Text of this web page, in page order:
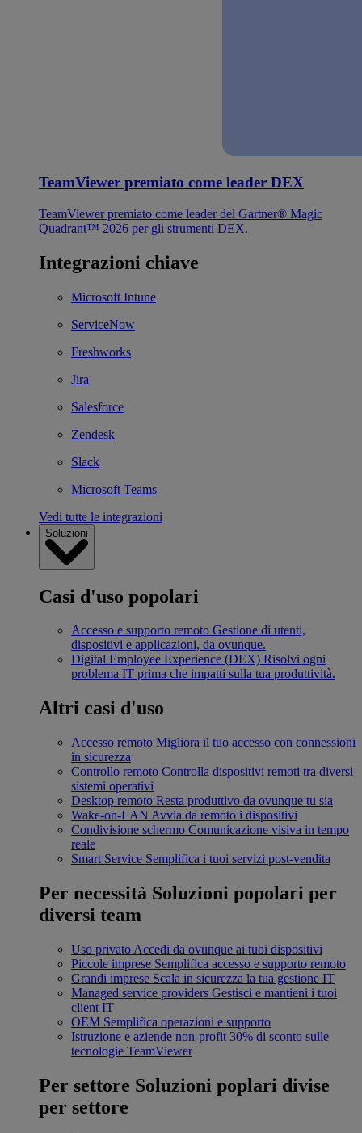
TeamViewer premiato come leader DEX
TeamViewer premiato come leader del Gartner® Magic
Quadrant™ 2026 per gli strumenti DEX.
Integrazioni chiave
Microsoft Intune
ServiceNow
Freshworks
Jira
Salesforce
Zendesk
Slack
Microsoft Teams
Vedi tutte le integrazioni
Soluzioni
Casi d'uso popolari
Accesso e supporto remoto Gestione di utenti,
dispositivi e applicazioni, da ovunque.
Digital Employee Experience (DEX) Risolvi ogni
problema IT prima che impatti sulla tua produttività.
Altri casi d'uso
Accesso remoto Migliora il tuo accesso con connessioni
in sicurezza
Controllo remoto Controlla dispositivi remoti tra diversi
sistemi operativi
Desktop remoto Resta produttivo da ovunque tu sia
Wake-on-LAN Avvia da remoto i dispositivi
Condivisione schermo Comunicazione visiva in tempo
reale
Smart Service Semplifica i tuoi servizi post-vendita
Per necessità Soluzioni popolari per
diversi team
Uso privato Accedi da ovunque ai tuoi dispositivi
Piccole imprese Semplifica accesso e supporto remoto
Grandi imprese Scala in sicurezza la tua gestione IT
Managed service providers Gestisci e mantieni i tuoi
client IT
OEM Semplifica operazioni e supporto
Istruzione e aziende non-profit 30% di sconto sulle
tecnologie TeamViewer
Per settore Soluzioni poplari divise
per settore